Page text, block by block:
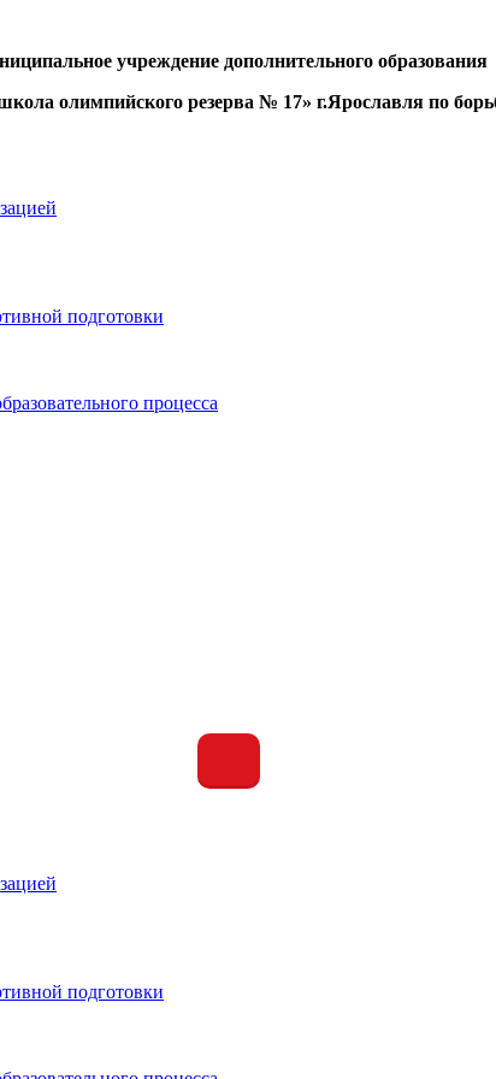
учреждение дополнительного образования
олимпийского резерва № 17» г.Ярославля по
подготовки
процесса
подготовки